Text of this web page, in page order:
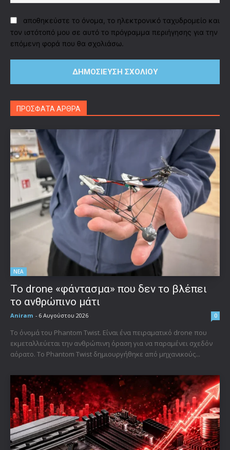
αποθηκεύστε το όνομα, το ηλεκτρονικό ταχυδρομείο και
τον ιστότοπό μου σε αυτό το πρόγραμμα περιήγησης για την
επόμενη φορά που θα σχολιάσω.
ΠΡΟΣΦΑΤΑ ΑΡΘΡΑ
ΝΕΑ
Το drone «φάντασμα» που δεν το βλέπει
το ανθρώπινο μάτι
Aniram - 6 Αυγούστου 2026 0
Το όνομά του Phantom Twist. Είναι ένα πειραματικό drone που
εκμεταλλεύεται την ανθρώπινη όραση για να παραμένει σχεδόν
αόρατο. Το Phantom Twist δημιουργήθηκε από μηχανικούς...